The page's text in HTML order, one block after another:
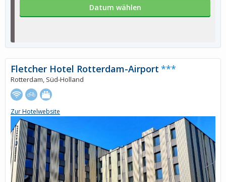
Datum wählen
Fletcher Hotel Rotterdam-Airport ***
Rotterdam, Süd-Holland
Zur Hotelwebsite